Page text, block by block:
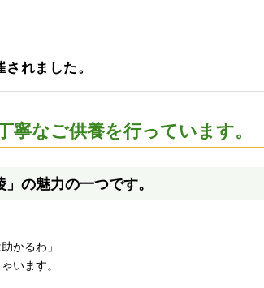
れました。
なご供養を行っています。
の魅力の一つです。
かるわ」
います。